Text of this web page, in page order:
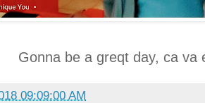
Gonna be a greqt day, ca va
09:09:00 AM